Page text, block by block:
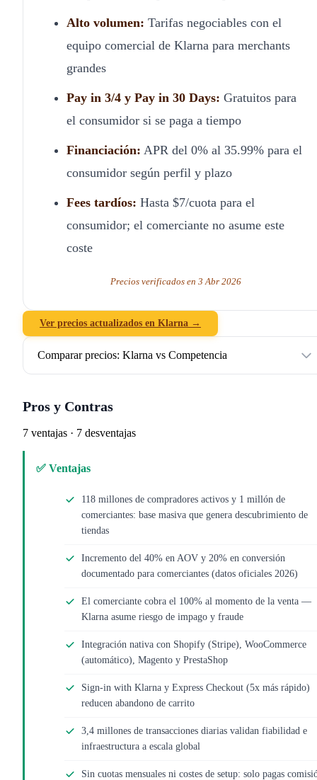
Alto volumen: Tarifas negociables con el
equipo comercial de Klarna para merchants
grandes
Pay in 3/4 y Pay in 30 Days: Gratuitos para
el consumidor si se paga a tiempo
Financiación: APR del 0% al 35.99% para el
consumidor según perfil y plazo
Fees tardíos: Hasta $7/cuota para el
consumidor; el comerciante no asume este
coste
Precios verificados en 3 Abr 2026
Ver precios actualizados en Klarna →
Comparar precios: Klarna vs Competencia
Pros y Contras
7 ventajas · 7 desventajas
✅ Ventajas
118 millones de compradores activos y 1 millón de
comerciantes: base masiva que genera descubrimiento de
tiendas
Incremento del 40% en AOV y 20% en conversión
documentado para comerciantes (datos oficiales 2026)
El comerciante cobra el 100% al momento de la venta —
Klarna asume riesgo de impago y fraude
Integración nativa con Shopify (Stripe), WooCommerce
(automático), Magento y PrestaShop
Sign-in with Klarna y Express Checkout (5x más rápido)
reducen abandono de carrito
3,4 millones de transacciones diarias validan fiabilidad e
infraestructura a escala global
Sin cuotas mensuales ni costes de setup: solo pagas